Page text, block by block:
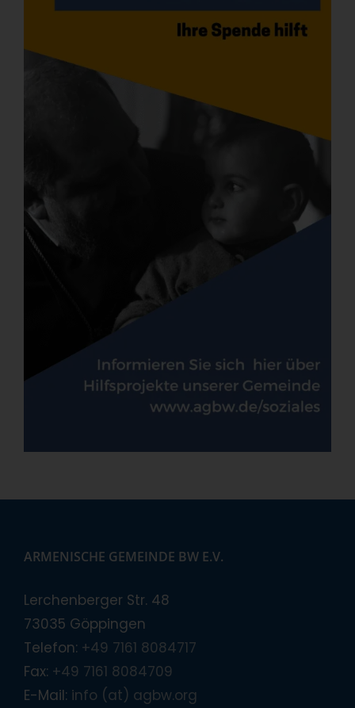
ARMENISCHE GEMEINDE BW E.V.
Lerchenberger Str. 48
73035 Göppingen
Telefon: +49 7161 8084717
Fax: +49 7161 8084709
E-Mail: info (at) agbw.org